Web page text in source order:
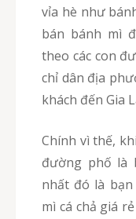
vỉa hè như
bán bánh mì
theo các con
chỉ dân địa
khách đến Gia
Chính vì thế, khi bạn muốn bán món ẩm thực
đường phố là
nhất đó là bạn
mì cá chả giá